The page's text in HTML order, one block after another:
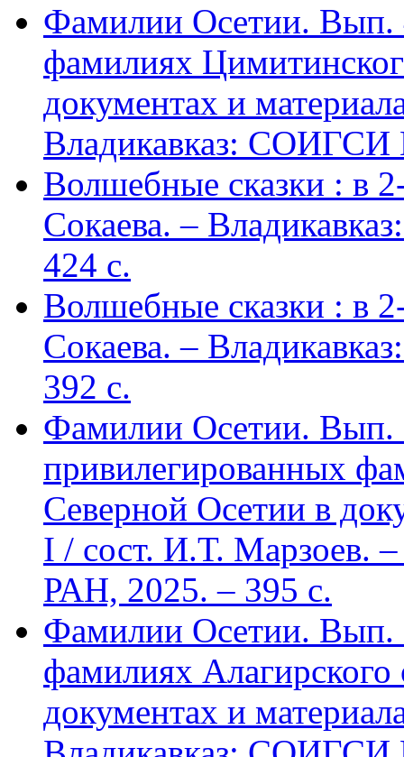
Фамилии Осетии. Вып.
фамилиях
документах и
Владикавказ:
Волшебные сказки : в
Сокаева. –
424 c.
Волшебные сказки : в
Сокаева. –
392 c.
Фамилии Осетии. Вып.
привилегированных
Северной Осетии в
I / сост. И.Т. Марзоев.
РАН, 2025. – 395 с.
Фамилии Осетии. Вып.
фамилиях
документах и